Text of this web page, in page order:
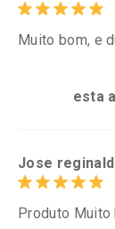
Muito bom, e
esta
Jose
Produto Muito